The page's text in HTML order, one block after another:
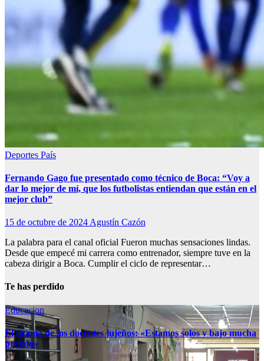
Deportes País
Fernando Gago fue presentado como técnico de Boca: “Voy a
dar lo mejor de mí, que los futbolistas entiendan que están en el
mejor club”
15 de octubre de 2024 Agustín Cazón
La palabra para el canal oficial Fueron muchas sensaciones lindas.
Desde que empecé mi carrera como entrenador, siempre tuve en la
cabeza dirigir a Boca. Cumplir el ciclo de representar…
Te has perdido
Educacion
El drama de los docentes jujeños: «Estamos solos y bajo mucha
presión»